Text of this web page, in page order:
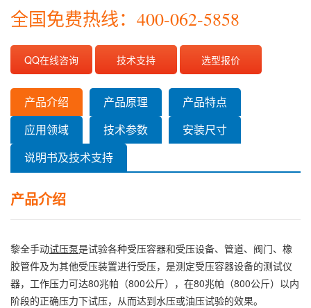
全国免费热线：400-062-5858
QQ在线咨询 技术支持 选型报价
产品介绍 产品原理
产品特点
应用领域
技术参数
安装尺寸
说明书及技术支持
产品介绍
黎全手动试压泵是试验各种受压容器和受压设备、管道、阀门、橡
胶管件及为其他受压装置进行受压，是测定受压容器设备的测试仪
器，工作压力可达80兆帕（800公斤），在80兆帕（800公斤）以内
阶段的正确压力下试压，从而达到水压或油压试验的效果。